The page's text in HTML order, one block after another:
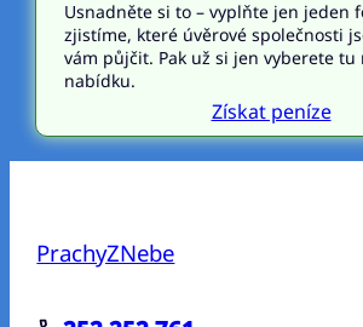
Usnadněte si to – vyplňte jen jeden
zjistíme, které úvěrové společnosti
vám půjčit. Pak už si jen vyberete tu
nabídku.
Získat peníze
PrachyZNebe